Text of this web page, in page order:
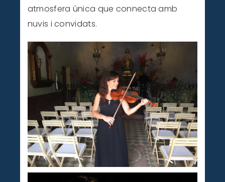
atmosfera única que connecta amb
nuvis i convidats.